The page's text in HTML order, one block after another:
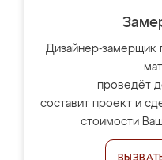
Дизайнер-замерщик
проведёт
составит проект и
стоимости